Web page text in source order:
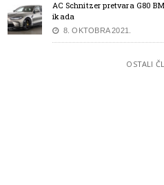
AC Schnitzer pretvara G80
ikada
8. OKTOBRA 2021.
OSTALI